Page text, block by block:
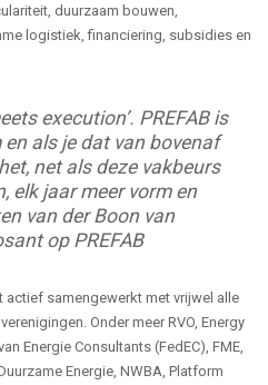
duurzaam bouwen,
logistiek, financiering, subsidies en
execution’. PREFAB is
als je dat van bovenaf
net als deze vakbeurs
elk jaar meer vorm en
van der Boon van
op PREFAB
samengewerkt met vrijwel alle
Onder meer RVO, Energy
Energie Consultants (FedEC), FME,
Energie, NWBA, Platform